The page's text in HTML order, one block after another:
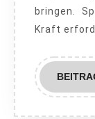
bringen.
Kraft